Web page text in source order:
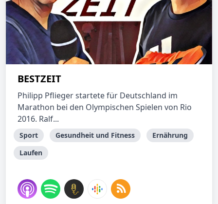
BESTZEIT
Philipp Pflieger startete für Deutschland im
Marathon bei den Olympischen Spielen von Rio
2016. Ralf...
Sport Gesundheit und Fitness
Ernährung
Laufen